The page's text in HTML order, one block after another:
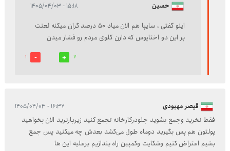
حسین ۱۵:۱۸ - ۱۴۰۵/۰۴/۰۳
اینو گفتی ، سایپا هم الان میاد ۵۰ درصد گران میکنه لعنت
بر این دو اختاپوس که دارن گلوی مردم رو فشار میدن
7
1
قیصر مهبودی ۱۶:۳۷ - ۱۴۰۵/۰۴/۰۳
فقط نخرید وجمع بشوید جلودرکارخانه تجمع کنید زیربارنرید الان بخواهید
پولتون هم پس بگیرید دوماه طول می‌کشد بعدش چه میکنید پس جمع
بشیم اعتراض کنیم وشکایت وکمپین راه بندازیم برعلیه این ها